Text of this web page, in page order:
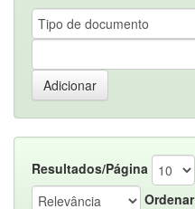
Resultados/Página
Ordenar